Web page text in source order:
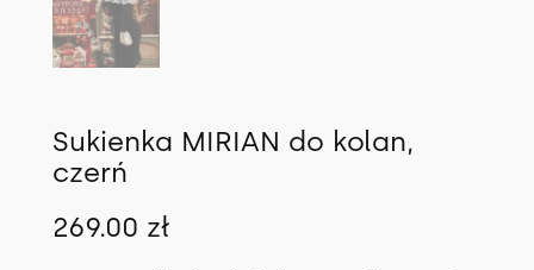
Sukienka MIRIAN do kolan,
czerń
269.00 zł